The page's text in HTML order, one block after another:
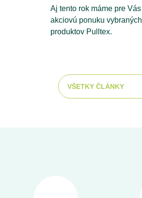
Aj tento rok máme pre Vás
akciovú ponuku vybraných
produktov Pulltex.
VŠETKY ČLÁNKY